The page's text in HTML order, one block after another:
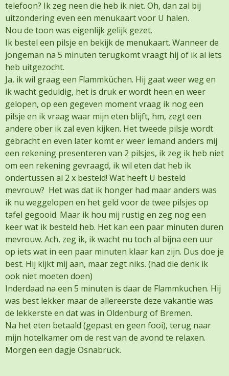
telefoon? Ik zeg neen die heb ik niet. Oh, dan zal bij
uitzondering even een menukaart voor U halen.
Nou de toon was eigenlijk gelijk gezet.
Ik bestel een pilsje en bekijk de menukaart. Wanneer de
jongeman na 5 minuten terugkomt vraagt hij of ik al iets
heb uitgezocht.
Ja, ik wil graag een Flammküchen. Hij gaat weer weg en
ik wacht geduldig, het is druk er wordt heen en weer
gelopen, op een gegeven moment vraag ik nog een
pilsje en ik vraag waar mijn eten blijft, hm, zegt een
andere ober ik zal even kijken. Het tweede pilsje wordt
gebracht en even later komt er weer iemand anders mij
een rekening presenteren van 2 pilsjes, ik zeg ik heb niet
om een rekening gevraagd, ik wil eten dat heb ik
ondertussen al 2 x besteld! Wat heeft U besteld
mevrouw? Het was dat ik honger had maar anders was
ik nu weggelopen en het geld voor de twee pilsjes op
tafel gegooid. Maar ik hou mij rustig en zeg nog een
keer wat ik besteld heb. Het kan een paar minuten duren
mevrouw. Ach, zeg ik, ik wacht nu toch al bijna een uur
op iets wat in een paar minuten klaar kan zijn. Dus doe je
best. Hij kijkt mij aan, maar zegt niks. (had die denk ik
ook niet moeten doen)
Inderdaad na een 5 minuten is daar de Flammkuchen. Hij
was best lekker maar de allereerste deze vakantie was
de lekkerste en dat was in Oldenburg of Bremen.
Na het eten betaald (gepast en geen fooi), terug naar
mijn hotelkamer om de rest van de avond te relaxen.
Morgen een dagje Osnabrück.